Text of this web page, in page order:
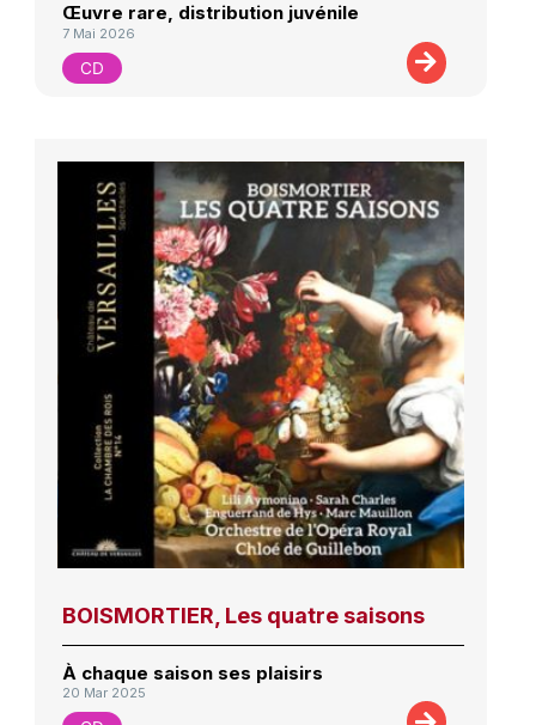
Œuvre rare, distribution juvénile
7 Mai 2026
CD
BOISMORTIER, Les quatre saisons
À chaque saison ses plaisirs
20 Mar 2025